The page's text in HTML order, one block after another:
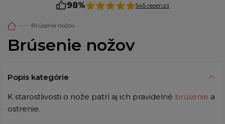
98% 545 recenzií
Brúsenie nožov
Brúsenie nožov
Popis kategórie
K starostlivosti o nože patrí aj ich pravidelné brúsenie a
ostrenie.